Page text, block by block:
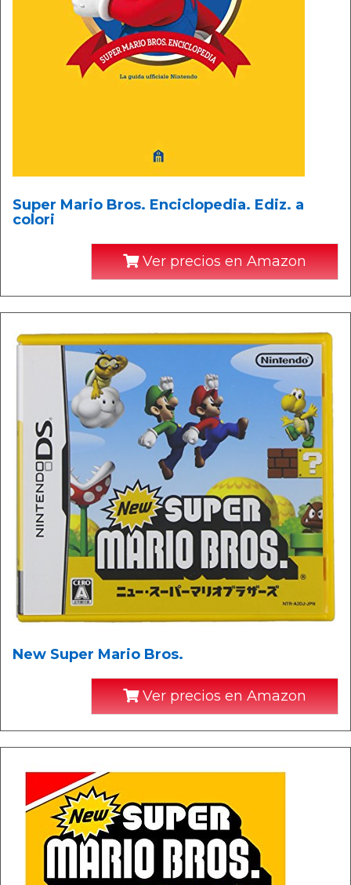
Super Mario Bros. Enciclopedia. Ediz. a
colori
Ver precios en Amazon
New Super Mario Bros.
Ver precios en Amazon